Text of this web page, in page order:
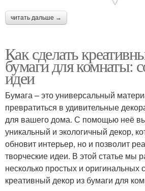
читать дальше →
Как сделать
бумаги для комнаты:
идеи
Бумага – это универсальный
превратиться в удивительные
для вашего дома. С помощью неё
уникальный и экологичный декор,
обновит интерьер, но и позволит
творческие идеи. В этой статье мы
несколько простых и оригинальных
креативный декор из бумаги для